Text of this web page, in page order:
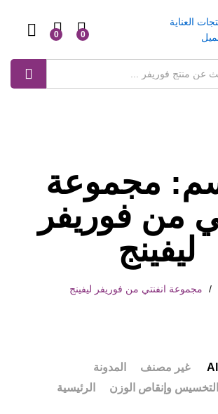
0
0
مجموعة
من فوريفر
ليفينج
/ مجموعة انفنتي من فوريفر ليفينج
All غير مصنف
المدونة
وإنقاص الوزن
الرئيسية